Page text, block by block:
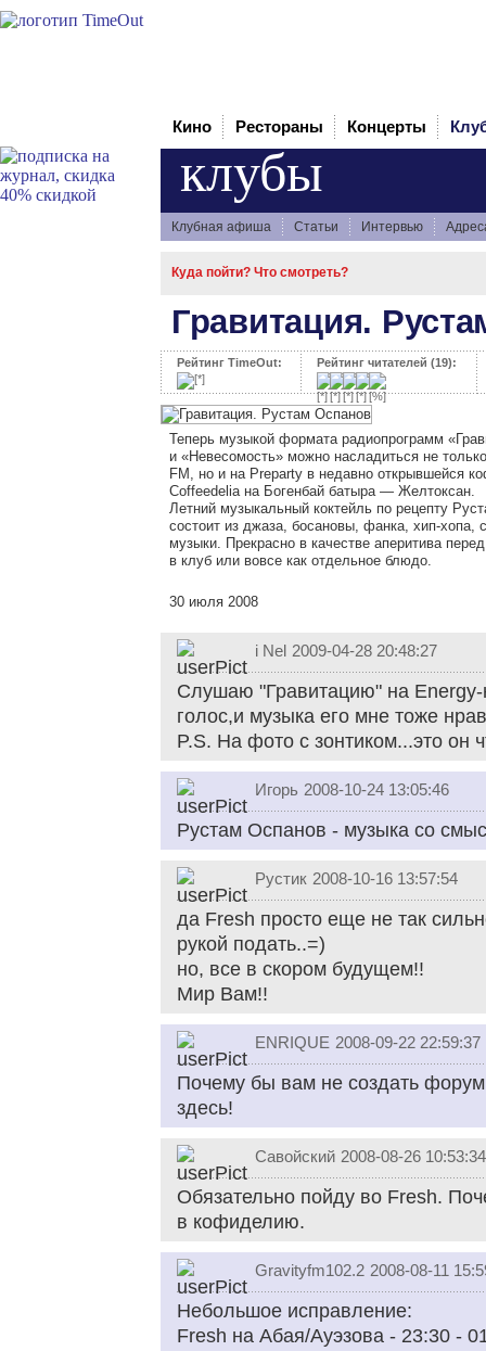
Кино Рестораны Концерты
клубы
Клубная афиша Статьи Интервью
Куда пойти? Что смотреть?
Гравитация.
Рейтинг TimeOut: Рейтинг читателей (19):
Теперь музыкой формата радиопрограмм
и «Невесомость» можно насладиться не
FM, но и на Preparty в недавно открывшейся
Coffeedelia на Богенбай батыра — Желтоксан.
Летний музыкальный коктейль по рецепту
состоит из джаза, босановы, фанка, хип-хопа,
музыки. Прекрасно в качестве аперитива
в клуб или вовсе как отдельное блюдо.
30 июля 2008
i Nel 2009-04-28 20:48:27
Слушаю "Гравитацию" на
голос,и музыка его мне тоже
P.S. На фото с зонтиком...это он
Игорь 2008-10-24 13:05:46
Рустам Оспанов - музыка со
Рустик 2008-10-16 13:57:54
да Fresh просто еще не так
рукой подать..=)
но, все в скором будущем!!
Мир Вам!!
ENRIQUE 2008-09-22 22:59:37
Почему бы вам не создать
здесь!
Савойский 2008-08-26 10:53:34
Обязательно пойду во Fresh.
в кофиделию.
Gravityfm102.2 2008-08-11
Небольшое исправление:
Fresh на Абая/Ауэзова - 23:30 -